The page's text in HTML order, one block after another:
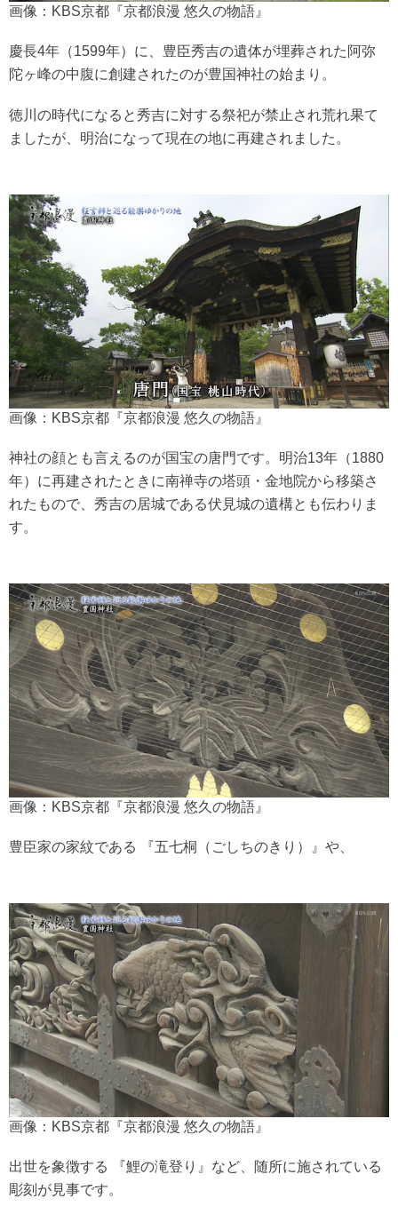
画像：KBS京都『京都浪漫 悠久の物語』
慶長4年（1599年）に、豊臣秀吉の遺体が埋葬された阿弥
陀ヶ峰の中腹に創建されたのが豊国神社の始まり。
徳川の時代になると秀吉に対する祭祀が禁止され荒れ果て
ましたが、明治になって現在の地に再建されました。
画像：KBS京都『京都浪漫 悠久の物語』
神社の顔とも言えるのが国宝の唐門です。明治13年（1880
年）に再建されたときに南禅寺の塔頭・金地院から移築さ
れたもので、秀吉の居城である伏見城の遺構とも伝わりま
す。
画像：KBS京都『京都浪漫 悠久の物語』
豊臣家の家紋である 『五七桐（ごしちのきり）』や、
画像：KBS京都『京都浪漫 悠久の物語』
出世を象徴する 『鯉の滝登り』など、随所に施されている
彫刻が見事です。